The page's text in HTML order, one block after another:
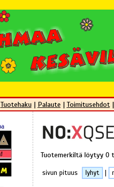
Tuotehaku| Palaute | Toimitusehdot
Tuotemerkiltä löytyy 0
sivun pituus lyhyt